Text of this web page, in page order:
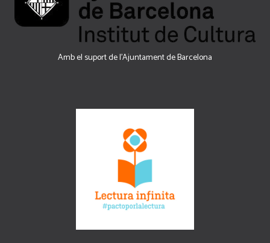
Amb el suport de l’Ajuntament de Barcelona